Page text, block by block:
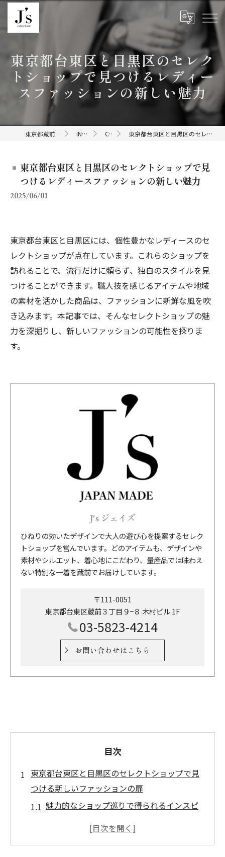
東京都台東区と目黒区のセレク
トショップで見つけるレディー
スファッションの新しい魅力
東京都蔵前のセレクトショップならJ's INFORMATION COLUMN 東京都台東区と目黒区のセレクトショップで見つけるレディースファッションの新しい魅力
東京都台東区と目黒区のセレクトショップで見
つけるレディースファッションの新しい魅力
2025/06/01
東京都台東区と目黒区には、個性豊かなレディースのセ
レクトショップが点在しています。これらのショップを
訪れることで、流行だけに頼らず、独自のスタイルを見
つけることができます。職人技を感じるアイテムや地域
の素材を活かした商品は、ファッションに新鮮な風を吹
き込みます。本記事では、そんなセレクトショップの魅
力を深掘りし、新しいファッションの可能性を探りま
す。
J's ジェイズ
ひねりの効いたデザインで大人の遊び心を提案するセレク
トショップを営んでいます。どのアイテムも、デザインや
素材やシルエット、着心地にこだわり、量産品では味わえ
ない特別な一着を蔵前でお届けしています。
〒111-0051
東京都台東区蔵前３丁目９−８ 木村ビル 1F
03-5823-4214
お問い合わせはこちら
目次
東京都台東区と目黒区のセレクトショップで見
つける新しいファッションの扉
魅力的なショップ巡りで得られるインスピ
東京のトレンドを超えた個性的なファッシ